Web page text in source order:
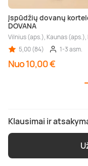
Įspūdžių dovanų
DOVANA
Vilnius (aps.), Kaunas
5,00 (84)
1-3 asm.
Nuo 10,00 €
Klausimai ir